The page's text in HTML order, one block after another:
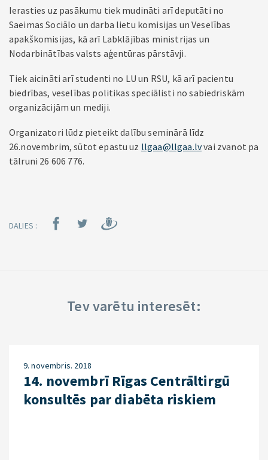
Ierasties uz pasākumu tiek mudināti arī deputāti no
Saeimas Sociālo un darba lietu komisijas un Veselības
apakškomisijas, kā arī Labklājības ministrijas un
Nodarbinātības valsts aģentūras pārstāvji.
Tiek aicināti arī studenti no LU un RSU, kā arī pacientu
biedrības, veselības politikas speciālisti no sabiedriskām
organizācijām un mediji.
Organizatori lūdz pieteikt dalību seminārā līdz
26.novembrim, sūtot epastu uz llgaa@llgaa.lvvai zvanot pa
tālruni 26 606 776.
DALIES :
Tev varētu interesēt:
9. novembris. 2018
14. novembrī Rīgas Centrāltirgū
konsultēs par diabēta riskiem